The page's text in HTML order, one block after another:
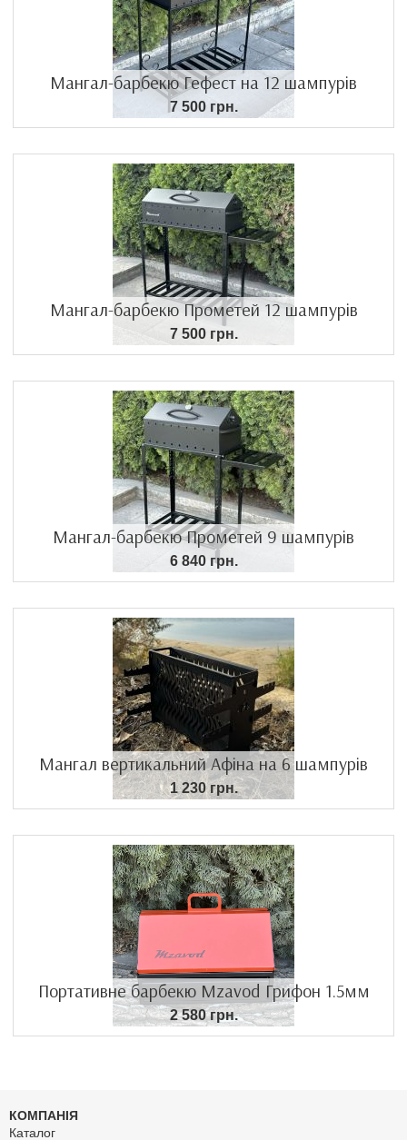
Мангал-барбекю Гефест на 12 шампурів
7 500 грн.
Мангал-барбекю Прометей 12 шампурів
7 500 грн.
Мангал-барбекю Прометей 9 шампурів
6 840 грн.
Мангал вертикальний Афіна на 6 шампурів
1 230 грн.
Портативне барбекю Mzavod Грифон 1.5мм
2 580 грн.
КОМПАНІЯ
Каталог